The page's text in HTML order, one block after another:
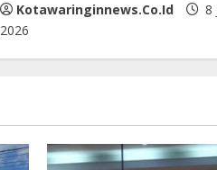
Kotawaringinnews.co.id
8
2026